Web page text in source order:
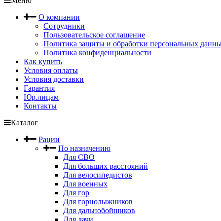
О компании
Сотрудники
Пользовательское соглашение
Политика защиты и обработки персональных
Политика конфиденциальности
Как купить
Условия оплаты
Условия доставки
Гарантия
Юр.лицам
Контакты
Каталог
Рации
По назначению
Для СВО
Для больших расстояний
Для велосипедистов
Для военных
Для гор
Для горнолыжников
Для дальнобойщиков
Для дачи